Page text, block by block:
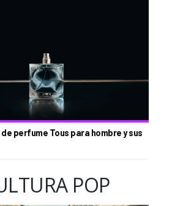
perfume Tous para hombre y sus
POP